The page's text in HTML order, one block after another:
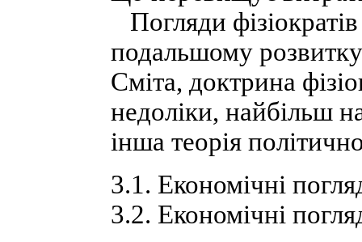
Погляди
подальшому
Сміта, доктрина
недоліки, найбільш
інша теорія
3.1. Економічні
3.2. Економічні